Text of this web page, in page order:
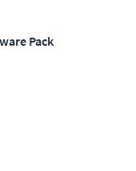
Pack